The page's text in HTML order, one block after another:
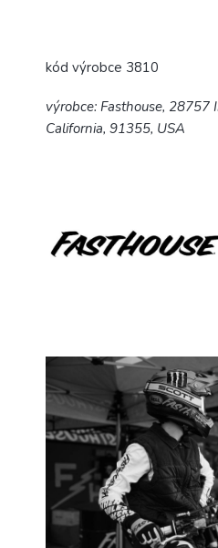
kód výrobce 3810
výrobce: Fasthouse, 28757
California, 91355, USA